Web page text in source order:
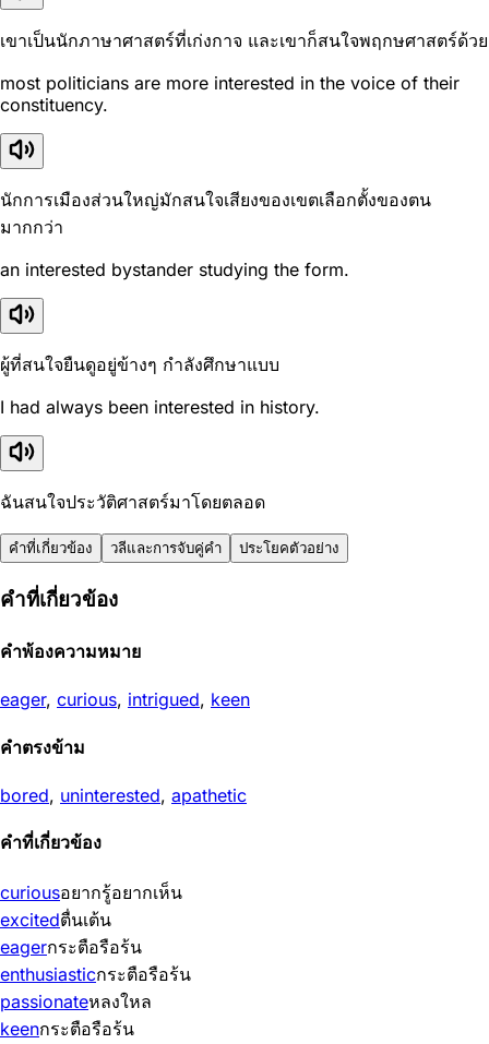
เขาเป็นนักภาษาศาสตร์ที่เก่งกาจ และเขาก็สนใจพฤกษศาสตร์ด้วย
most politicians are more interested in the voice of their
constituency.
นักการเมืองส่วนใหญ่มักสนใจเสียงของเขตเลือกตั้งของตน
มากกว่า
an interested bystander studying the form.
ผู้ที่สนใจยืนดูอยู่ข้างๆ กำลังศึกษาแบบ
I had always been interested in history.
ฉันสนใจประวัติศาสตร์มาโดยตลอด
คำที่เกี่ยวข้อง วลีและการจับคู่คำ ประโยคตัวอย่าง
คำที่เกี่ยวข้อง
คำพ้องความหมาย
eager, curious, intrigued, keen
คำตรงข้าม
bored, uninterested, apathetic
คำที่เกี่ยวข้อง
curiousอยากรู้อยากเห็น
excitedตื่นเต้น
eagerกระตือรือร้น
enthusiasticกระตือรือร้น
passionateหลงใหล
keenกระตือรือร้น